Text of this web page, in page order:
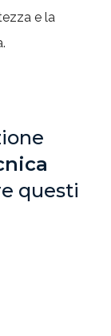
e la
questi